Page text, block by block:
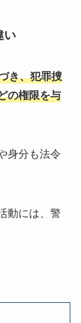
い
き、犯罪捜
の権限を与
身分も法令
動には、警